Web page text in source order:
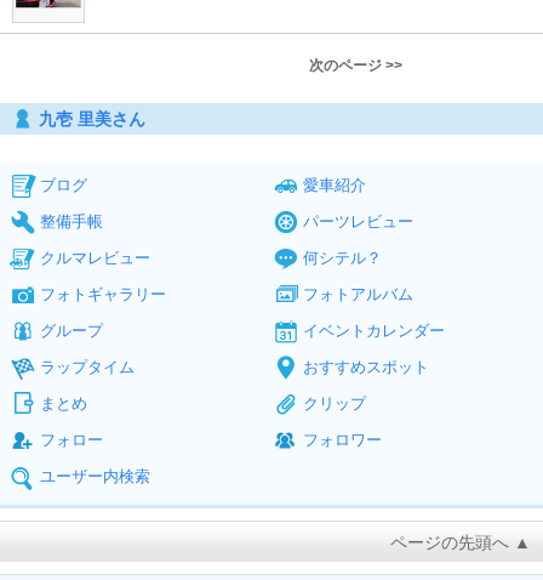
次のページ >>
九壱 里美さん
ブログ
愛車紹介
整備手帳
パーツレビュー
クルマレビュー
何シテル？
フォトギャラリー
フォトアルバム
グループ
イベントカレンダー
ラップタイム
おすすめスポット
まとめ
クリップ
フォロー
フォロワー
ユーザー内検索
ページの先頭へ ▲